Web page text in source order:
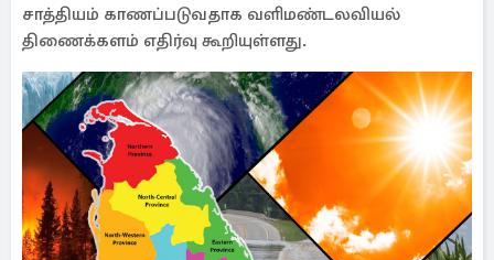
சாத்தியம் காணப்படுவதாக வளிமண்டலவியல்
திணைக்களம் எதிர்வு கூறியுள்ளது.